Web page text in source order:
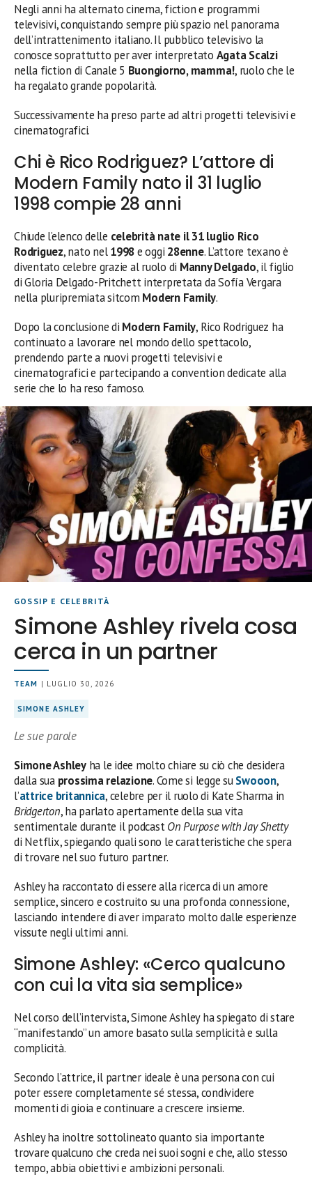
Negli anni ha alternato cinema, fiction e programmi
televisivi, conquistando sempre più spazio nel panorama
dell’intrattenimento italiano. Il pubblico televisivo la
conosce soprattutto per aver interpretato Agata Scalzi
nella fiction di Canale 5 Buongiorno, mamma!, ruolo che le
ha regalato grande popolarità.
Successivamente ha preso parte ad altri progetti televisivi e
cinematografici.
Chi è Rico Rodriguez? L’attore di
Modern Family nato il 31 luglio
1998 compie 28 anni
Chiude l’elenco delle celebrità nate il 31 luglio Rico
Rodriguez, nato nel1998e oggi 28enne. L’attore texano è
diventato celebre grazie al ruolo di Manny Delgado, il figlio
di Gloria Delgado-Pritchett interpretata da Sofía Vergara
nella pluripremiata sitcom Modern Family.
Dopo la conclusione di Modern Family, Rico Rodriguez ha
continuato a lavorare nel mondo dello spettacolo,
prendendo parte a nuovi progetti televisivi e
cinematografici e partecipando a convention dedicate alla
serie che lo ha reso famoso.
GOSSIP E CELEBRITÀ
Simone Ashley rivela cosa
cerca in un partner
TEAM | LUGLIO 30, 2026
SIMONE ASHLEY
Le sue parole
Simone Ashleyha le idee molto chiare su ciò che desidera
dalla sua prossima relazione. Come si legge suSwooon,
l’attrice britannica, celebre per il ruolo di Kate Sharma in
Bridgerton, ha parlato apertamente della sua vita
sentimentale durante il podcastOn Purpose with Jay Shetty
di Netflix, spiegando quali sono le caratteristiche che spera
di trovare nel suo futuro partner.
Ashley ha raccontato di essere alla ricerca di un amore
semplice, sincero e costruito su una profonda connessione,
lasciando intendere di aver imparato molto dalle esperienze
vissute negli ultimi anni.
Simone Ashley: «Cerco qualcuno
con cui la vita sia semplice»
Nel corso dell’intervista, Simone Ashley ha spiegato di stare
“manifestando” un amore basato sulla semplicità e sulla
complicità.
Secondo l’attrice, il partner ideale è una persona con cui
poter essere completamente sé stessa, condividere
momenti di gioia e continuare a crescere insieme.
Ashley ha inoltre sottolineato quanto sia importante
trovare qualcuno che creda nei suoi sogni e che, allo stesso
tempo, abbia obiettivi e ambizioni personali.